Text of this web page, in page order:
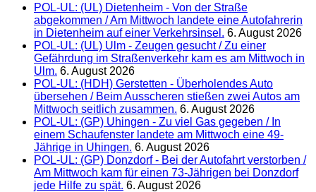
POL-UL: (UL) Dietenheim - Von der Straße
abgekommen / Am Mittwoch landete eine Autofahrerin
in Dietenheim auf einer Verkehrsinsel. 6. August 2026
POL-UL: (UL) Ulm - Zeugen gesucht / Zu einer
Gefährdung im Straßenverkehr kam es am Mittwoch in
Ulm. 6. August 2026
POL-UL: (HDH) Gerstetten - Überholendes Auto
übersehen / Beim Ausscheren stießen zwei Autos am
Mittwoch seitlich zusammen. 6. August 2026
POL-UL: (GP) Uhingen - Zu viel Gas gegeben / In
einem Schaufenster landete am Mittwoch eine 49-
Jährige in Uhingen. 6. August 2026
POL-UL: (GP) Donzdorf - Bei der Autofahrt verstorben /
Am Mittwoch kam für einen 73-Jährigen bei Donzdorf
jede Hilfe zu spät. 6. August 2026